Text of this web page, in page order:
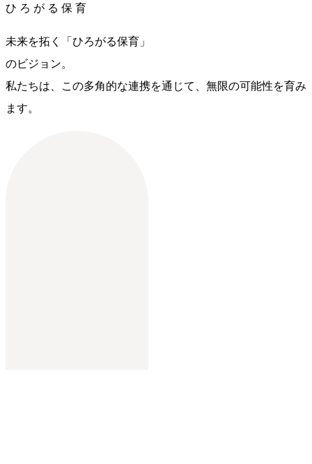
ひ ろ が る 保 育
未来を拓く「ひろがる保育」
のビジョン。
私たちは、この多角的な連携を通じて、無限の可能性を育み
ます。